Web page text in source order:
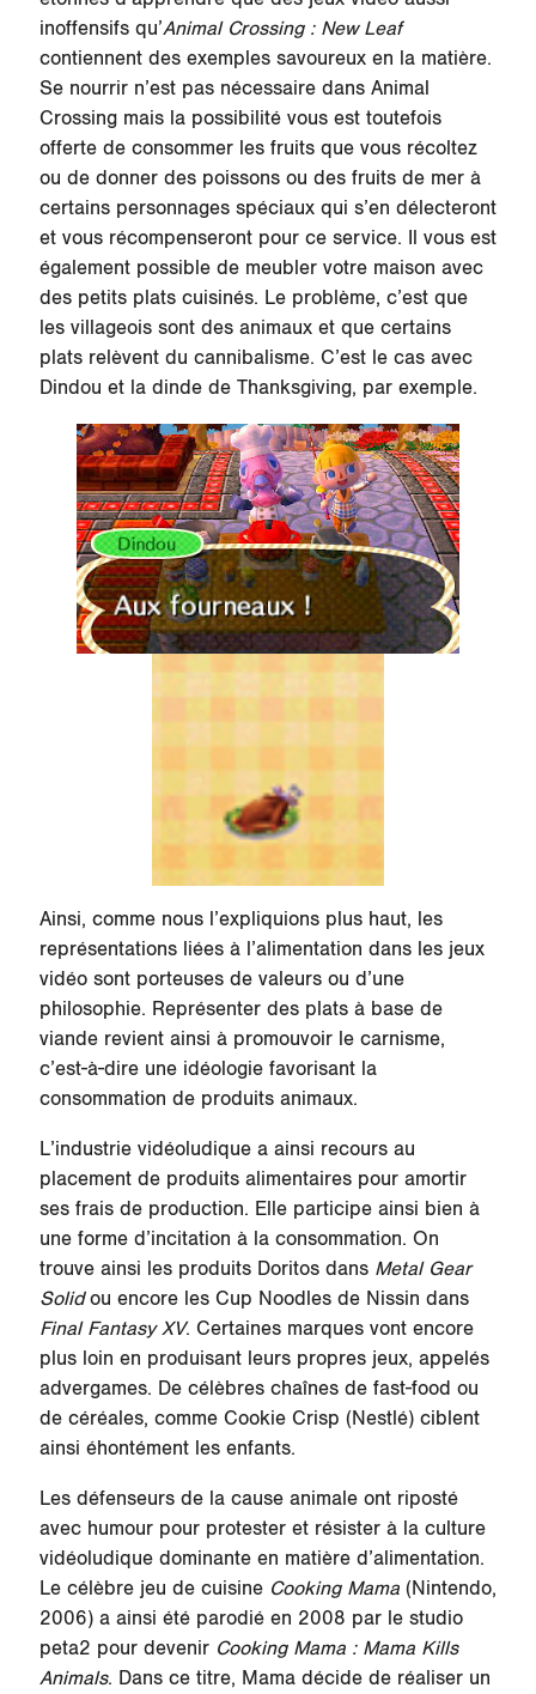
inoffensifs qu’Animal Crossing : New Leaf
contiennent des exemples savoureux en la matière.
Se nourrir n’est pas nécessaire dans Animal
Crossing mais la possibilité vous est toutefois
offerte de consommer les fruits que vous récoltez
ou de donner des poissons ou des fruits de mer à
certains personnages spéciaux qui s’en délecteront
et vous récompenseront pour ce service. Il vous est
également possible de meubler votre maison avec
des petits plats cuisinés. Le problème, c’est que
les villageois sont des animaux et que certains
plats relèvent du cannibalisme. C’est le cas avec
Dindou et la dinde de Thanksgiving, par exemple.
Ainsi, comme nous l’expliquions plus haut, les
représentations liées à l’alimentation dans les jeux
vidéo sont porteuses de valeurs ou d’une
philosophie. Représenter des plats à base de
viande revient ainsi à promouvoir le carnisme,
c’est-à-dire une idéologie favorisant la
consommation de produits animaux.
L’industrie vidéoludique a ainsi recours au
placement de produits alimentaires pour amortir
ses frais de production. Elle participe ainsi bien à
une forme d’incitation à la consommation. On
trouve ainsi les produits Doritos dans Metal Gear
Solidou encore les Cup Noodles de Nissin dans
Final Fantasy XV. Certaines marques vont encore
plus loin en produisant leurs propres jeux, appelés
advergames. De célèbres chaînes de fast-food ou
de céréales, comme Cookie Crisp (Nestlé) ciblent
ainsi éhontément les enfants.
Les défenseurs de la cause animale ont riposté
avec humour pour protester et résister à la culture
vidéoludique dominante en matière d’alimentation.
Le célèbre jeu de cuisineCooking Mama (Nintendo,
2006) a ainsi été parodié en 2008 par le studio
peta2 pour devenir Cooking Mama : Mama Kills
Animals. Dans ce titre, Mama décide de réaliser un